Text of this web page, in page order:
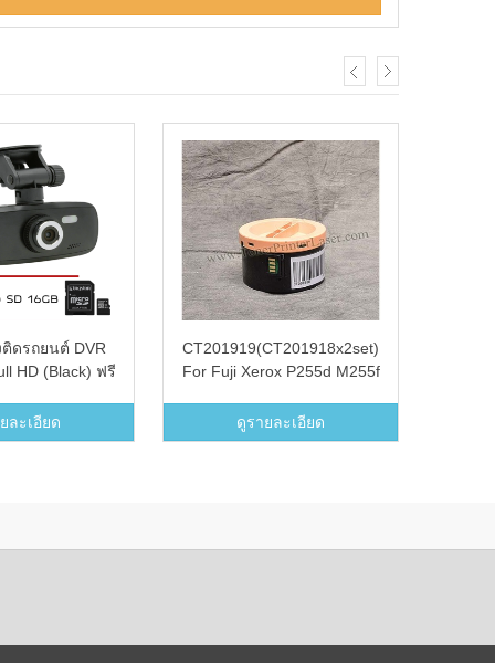
ดรถยนต์ DVR
HD (Black) ฟรี
ละเอียด
CT201919(CT201918x2set)
For Fuji Xerox P255d M255f
Laser(New Cartridge) ตลับ
หมึก
ดูรายละเอียด